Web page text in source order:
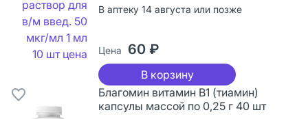
В аптеку 14 августа или позже
Цена 60 ₽
В корзину
Благомин витамин B1 (тиамин)
капсулы массой по 0,25 г 40 шт